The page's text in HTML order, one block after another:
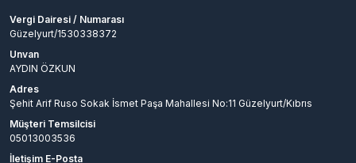
Vergi Dairesi / Numarası
Güzelyurt/1530338372
Unvan
AYDIN ÖZKUN
Adres
Şehit Arif Ruso Sokak İsmet Paşa Mahallesi No:11 Güzelyurt/Kıbrıs
Müşteri Temsilcisi
05013003536
İletişim E-Posta